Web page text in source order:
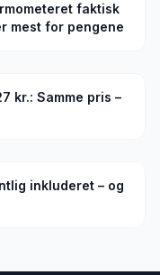
faktisk
mest for pengene
kr.: Samme pris –
inkluderet – og